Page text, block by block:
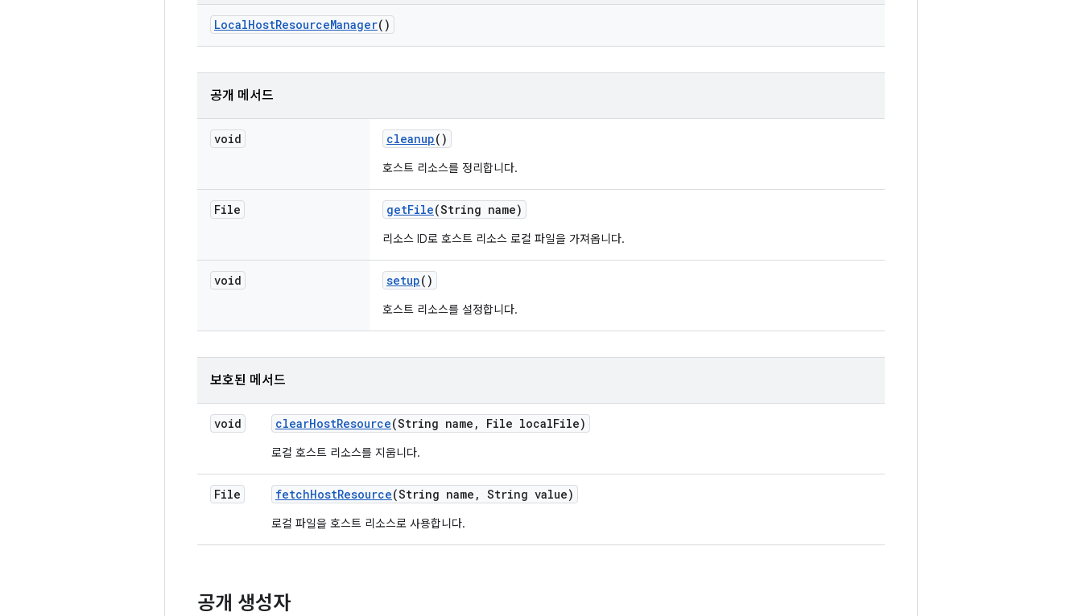
LocalHostResourceManager()
공개 메서드
void cleanup()
호스트 리소스를 정리합니다.
File getFile(String name)
리소스 ID로 호스트 리소스 로컬 파일을 가져옵니다.
void setup()
호스트 리소스를 설정합니다.
보호된 메서드
void clearHostResource(String name , File localFile)
로컬 호스트 리소스를 지웁니다.
File fetchHostResource(String name , String value)
로컬 파일을 호스트 리소스로 사용합니다.
공개 생성자